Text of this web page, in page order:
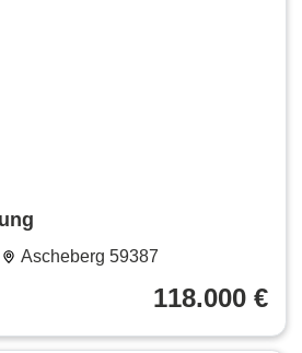
Ascheberg 59387
118.000 €